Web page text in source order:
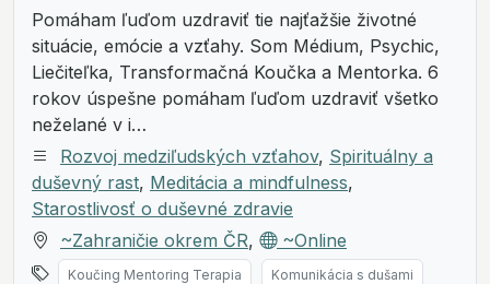
Pomáham ľuďom uzdraviť tie najťažšie životné
situácie, emócie a vzťahy. Som Médium, Psychic,
Liečiteľka, Transformačná Koučka a Mentorka. 6
rokov úspešne pomáham ľuďom uzdraviť všetko
neželané v i…
Rozvoj medziľudských vzťahov, Spirituálny a
duševný rast, Meditácia a mindfulness,
Starostlivosť o duševné zdravie
~Zahraničie okrem ČR, ~Online
Koučing Mentoring Terapia
Komunikácia s dušami